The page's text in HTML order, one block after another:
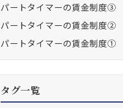
パートタイマーの賃金制度③
パートタイマーの賃金制度②
パートタイマーの賃金制度①
タグ一覧